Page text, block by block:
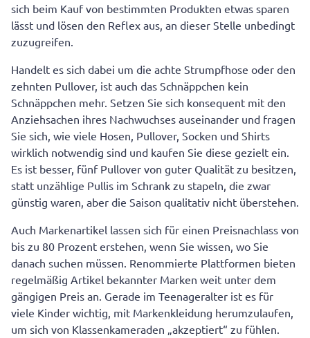
sich beim Kauf von bestimmten Produkten etwas sparen
lässt und lösen den Reflex aus, an dieser Stelle unbedingt
zuzugreifen.
Handelt es sich dabei um die achte Strumpfhose oder den
zehnten Pullover, ist auch das Schnäppchen kein
Schnäppchen mehr. Setzen Sie sich konsequent mit den
Anziehsachen ihres Nachwuchses auseinander und fragen
Sie sich, wie viele Hosen, Pullover, Socken und Shirts
wirklich notwendig sind und kaufen Sie diese gezielt ein.
Es ist besser, fünf Pullover von guter Qualität zu besitzen,
statt unzählige Pullis im Schrank zu stapeln, die zwar
günstig waren, aber die Saison qualitativ nicht überstehen.
Auch Markenartikel lassen sich für einen Preisnachlass von
bis zu 80 Prozent erstehen, wenn Sie wissen, wo Sie
danach suchen müssen. Renommierte Plattformen bieten
regelmäßig Artikel bekannter Marken weit unter dem
gängigen Preis an. Gerade im Teenageralter ist es für
viele Kinder wichtig, mit Markenkleidung herumzulaufen,
um sich von Klassenkameraden „akzeptiert“ zu fühlen.